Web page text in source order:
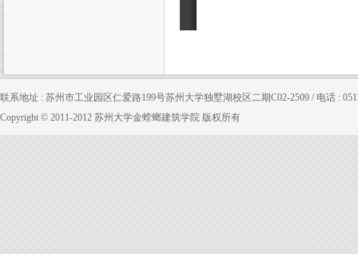
联系地址 : 苏州市工业园区仁爱路199号苏州大学独墅湖校区二期C02-2509 / 电话 :
Copyright © 2011-2012 苏州大学金螳螂建筑学院 版权所有